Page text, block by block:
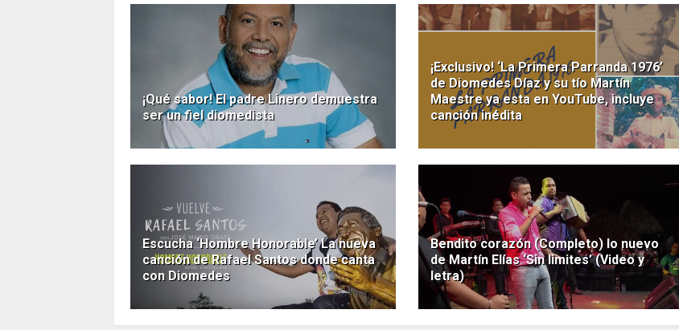
¡Qué sabor! El padre Linero demuestra
ser un fiel diomedista
¡Exclusivo! ‘La Primera Parranda 1976’
de Diomedes Díaz y su tío Martín
Maestre ya esta en YouTube, incluye
canción inédita
Escucha ‘Hombre Honorable’ La nueva
canción de Rafael Santos donde canta
con Diomedes
Bendito corazón (Completo) lo nuevo
de Martín Elías ‘Sin limites’ (Video y
letra)